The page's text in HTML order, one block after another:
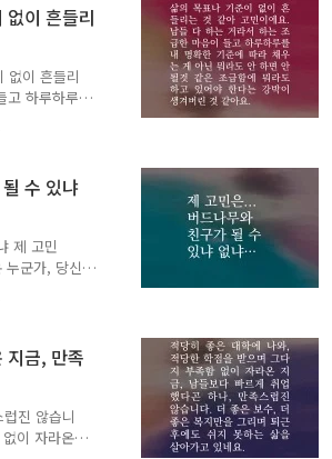
겨주세요.
다정한 이
해, 추천해
이 흔들리
없이 흔들리
고 하루하루
조급함
엔 남들 하
. 다들 결혼
러 있는
을 먼저 지
..
수 있냐
제 고민
군가, 당신
게 갈게.
겨주세요.
해, 추천해
해 드립니
[생애를 건
지금, 만족
진 않습니
이 자라온